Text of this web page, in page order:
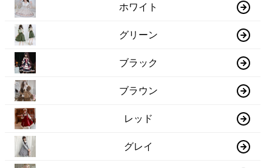
ホワイト
グリーン
ブラック
ブラウン
レッド
グレイ